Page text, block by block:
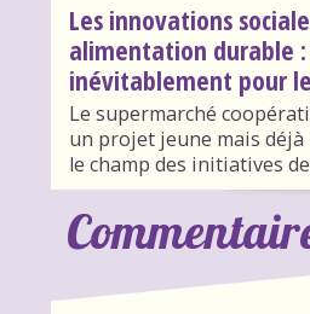
Les innovations
alimentation durable :
inévitablement pour
Le supermarché
un projet jeune mais déjà
le champ des initiatives